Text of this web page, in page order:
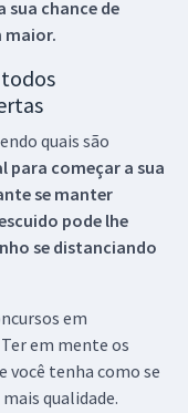
sua chance de
maior.
quais são
para começar a sua
se manter
pode lhe
se distanciando
em
em mente os
você tenha como se
qualidade.